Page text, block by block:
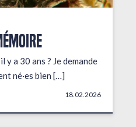
y a 30 ans ? Je demande
né·es bien […]
18.02.2026